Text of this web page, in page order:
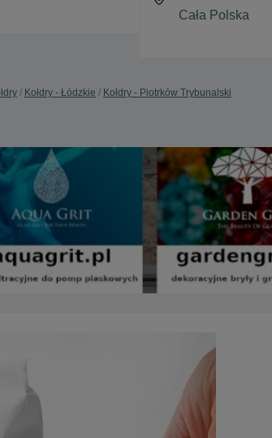
Kołdry - Łódzkie Kołdry - Piotrków Trybunalski